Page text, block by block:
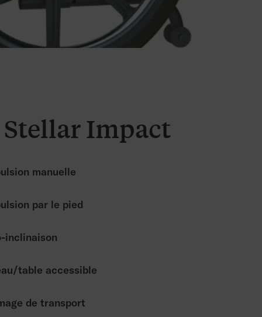
Stellar Impact
manuelle
par le pied
inclinaison
table accessible
de transport